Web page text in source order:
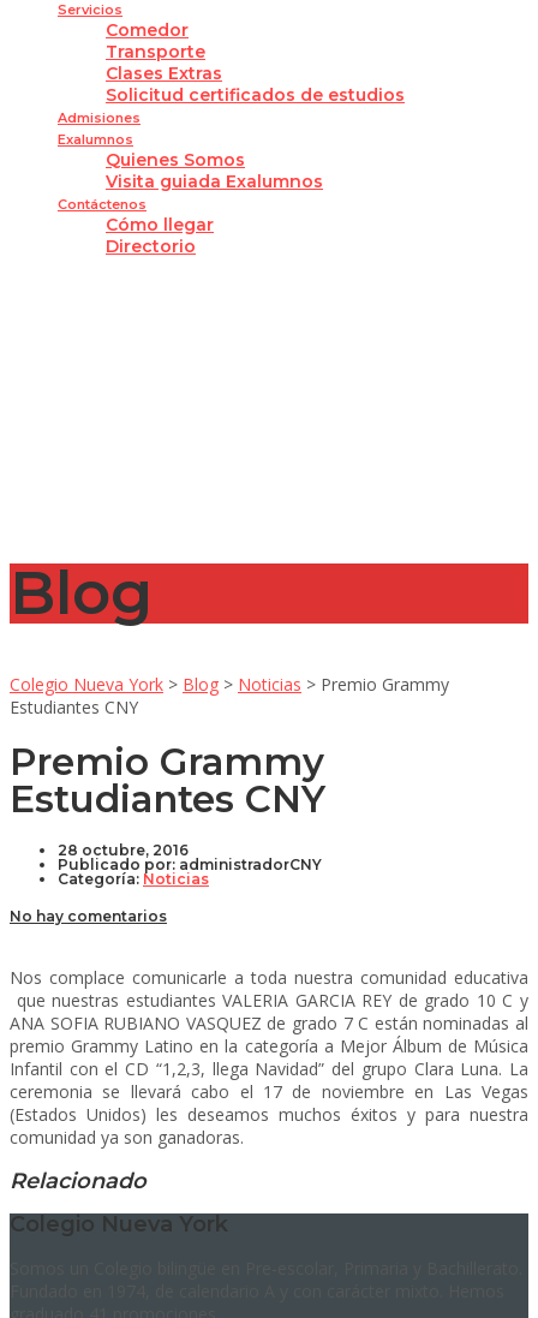
Servicios
Comedor
Transporte
Clases Extras
Solicitud certificados de estudios
Admisiones
Exalumnos
Quienes Somos
Visita guiada Exalumnos
Contáctenos
Cómo llegar
Directorio
Blog
Colegio Nueva York > Blog > Noticias > Premio Grammy
Estudiantes CNY
Premio Grammy
Estudiantes CNY
28 octubre, 2016
Publicado por: administradorCNY
Categoría: Noticias
No hay comentarios
Nos complace comunicarle a toda nuestra comunidad educativa
que nuestras estudiantes VALERIA GARCIA REY de grado 10 C y
ANA SOFIA RUBIANO VASQUEZ de grado 7 C están nominadas al
premio Grammy Latino en la categoría a Mejor Álbum de Música
Infantil con el CD “1,2,3, llega Navidad” del grupo Clara Luna. La
ceremonia se llevará cabo el 17 de noviembre en Las Vegas
(Estados Unidos) les deseamos muchos éxitos y para nuestra
comunidad ya son ganadoras.
Relacionado
Colegio Nueva York